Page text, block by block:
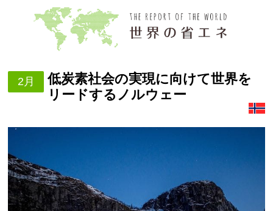
2月
低炭素社会の実現に向けて世界を
リードするノルウェー